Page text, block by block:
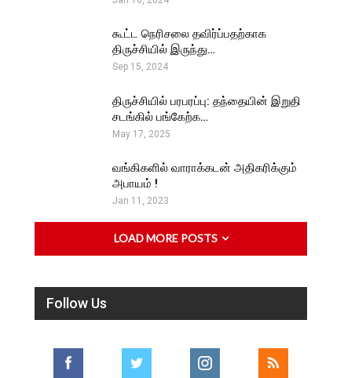
கூட்ட நெரிசலை தவிர்ப்பதற்காக
திருச்சியில் இருந்து…
Sep 15, 2024
திருச்சியில் பரபரப்பு: தந்தையின் இறுதி
சடங்கில் பங்கேற்க…
May 17, 2025
வங்கிகளில் வாராக்கடன் அதிகரிக்கும்
அபாயம் !
Jan 11, 2023
LOAD MORE POSTS
Follow Us